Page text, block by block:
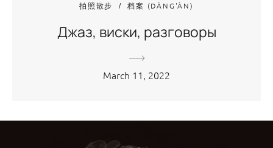
拍照散步 档案 (DÀNG'ÀN)
Джаз, виски, разговоры
March 11, 2022